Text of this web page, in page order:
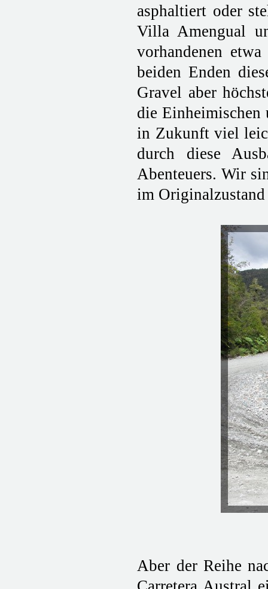
asphaltiert oder
Villa Amengual
vorhandenen
beiden Enden
Gravel aber
die Einheimischen
in Zukunft viel
durch diese
Abenteuers. Wir
im
Aber der Reihe